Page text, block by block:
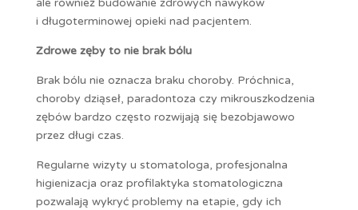
ale również budowanie zdrowych nawyków
i długoterminowej opieki nad pacjentem.
Zdrowe zęby to nie brak bólu
Brak bólu nie oznacza braku choroby. Próchnica,
choroby dziąseł, paradontoza czy mikrouszkodzenia
zębów bardzo często rozwijają się bezobjawowo
przez długi czas.
Regularne wizyty u stomatologa, profesjonalna
higienizacja oraz profilaktyka stomatologiczna
pozwalają wykryć problemy na etapie, gdy ich